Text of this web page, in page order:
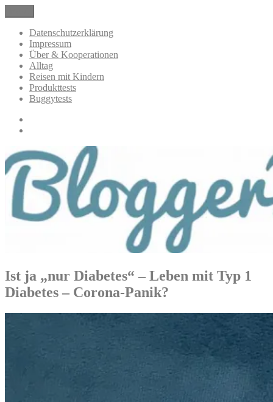
Inhalt
springen
BloggerMumOf3Boys Mamablog
Mamablog über das Leben mit drei Kindern mit Produkttests und
Alltagsthemen
Datenschutzerklärung
Impressum
Über & Kooperationen
Alltag
Reisen mit Kindern
Produkttests
Buggytests
Ist ja „nur Diabetes“ – Leben mit Typ 1
Diabetes – Corona-Panik?